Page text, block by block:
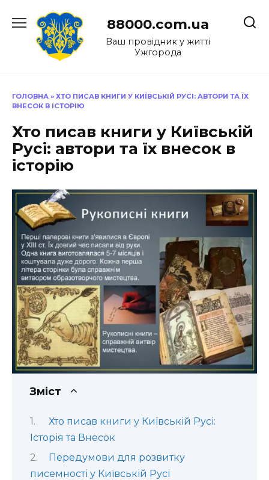
до
88000.com.ua
Ваш провідник у житті
Ужгорода
ГОЛОВНА » ХТО ПИСАВ КНИГИ У КИЇВСЬКІЙ РУСІ: АВТОРИ ТА ЇХ
ВНЕСОК В ІСТОРІЮ
Хто писав книги у Київській
Русі: автори та їх внесок в
історію
Зміст
Хто писав книги у Київській Русі:
Історія та Внесок
Передумови для розвитку
писемності у Київській Русі